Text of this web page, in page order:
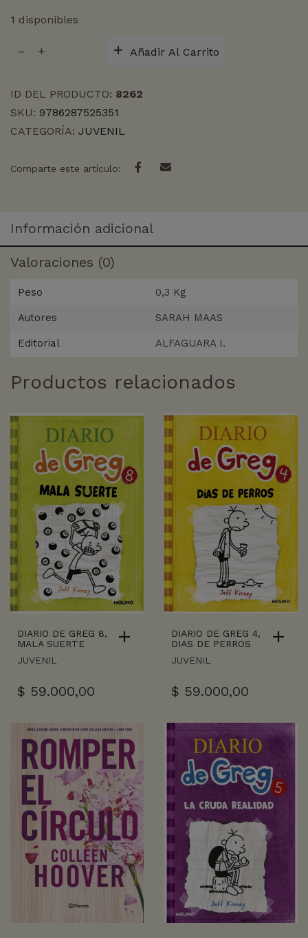
1 disponibles
MEDIALUNA,
CIELO
Y
ALIENT
Añadir Al Carrito
ID DEL PRODUCTO: 8262
SKU: 9786287525351
CATEGORÍA: JUVENIL
Comparte este artículo:
Información adicional
Valoraciones (0)
Peso 0,3 Kg
Autores SARAH MAAS
Editorial ALFAGUARA I.
Productos relacionados
DIARIO DE GREG 8,
MALA SUERTE
JUVENIL
$ 59.000,00
DIARIO DE GREG 4,
DIAS DE PERROS
JUVENIL
$ 59.000,00